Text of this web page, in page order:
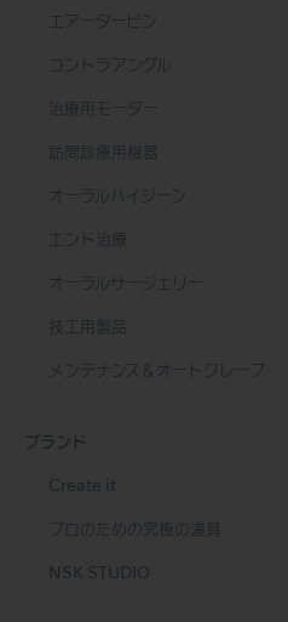
エアータービン
コントラアングル
治療用モーター
訪問診療用機器
オーラルハイジーン
エンド治療
オーラルサージェリー
技工用製品
メンテナンス＆オートクレーブ
ブランド
Create it
プロのための究極の道具
NSK STUDIO